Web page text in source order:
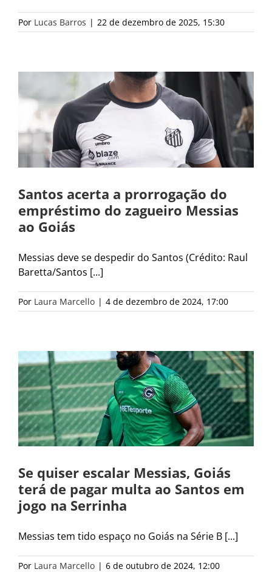
Por Lucas Barros | 22 de dezembro de 2025, 15:30
Santos acerta a prorrogação do
empréstimo do zagueiro Messias
ao Goiás
Messias deve se despedir do Santos (Crédito: Raul
Baretta/Santos [...]
Por Laura Marcello | 4 de dezembro de 2024, 17:00
Se quiser escalar Messias, Goiás
terá de pagar multa ao Santos em
jogo na Serrinha
Messias tem tido espaço no Goiás na Série B [...]
Por Laura Marcello | 6 de outubro de 2024, 12:00